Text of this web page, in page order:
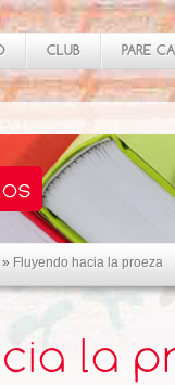
» Fluyendo hacia la proeza